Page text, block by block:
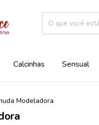
Calcinhas Sensual
Modeladora